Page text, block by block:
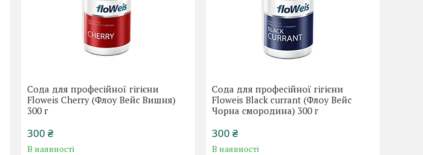
Сода для професійної гігієни
Floweis Cherry (Флоу Вейс Вишня)
300 г
300 ₴
В наявності
Сода для професійної гігієни
Floweis Black currant (Флоу Вейс
Чорна смородина) 300 г
300 ₴
В наявності